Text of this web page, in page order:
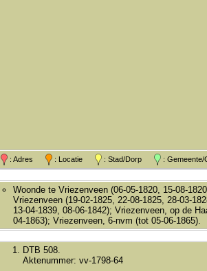
: Adres : Locatie : Stad/Dorp :
Woonde te Vriezenveen (06-05-1820, 15-08-
Vriezenveen (19-02-1825, 22-08-1825, 28-03-
13-04-1839, 08-06-1842); Vriezenveen, op de
04-1863); Vriezenveen, 6-nvm (tot 05-06-1865).
DTB 508.
Aktenummer: vv-1798-64